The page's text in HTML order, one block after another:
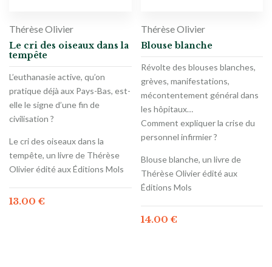
Thérèse Olivier
Le cri des oiseaux dans la
tempête
L’euthanasie active, qu’on
pratique déjà aux Pays-Bas, est-
elle le signe d’une fin de
civilisation ?
Le cri des oiseaux dans la
tempête, un livre de Thérèse
Olivier édité aux Éditions Mols
13.00 €
Thérèse Olivier
Blouse blanche
Révolte des blouses blanches,
grèves, manifestations,
mécontentement général dans
les hôpitaux…
Comment expliquer la crise du
personnel infirmier ?
Blouse blanche, un livre de
Thérèse Olivier édité aux
Éditions Mols
14.00 €